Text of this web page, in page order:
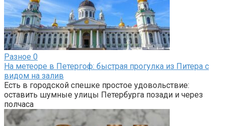
Разное 0
На метеоре в Петергоф: быстрая прогулка из Питера с
видом на залив
Есть в городской спешке простое удовольствие:
оставить шумные улицы Петербурга позади и через
полчаса